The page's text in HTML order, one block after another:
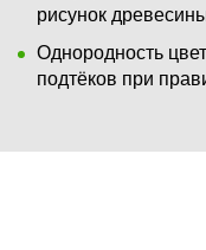
рисунок
Однородность
подтёков при